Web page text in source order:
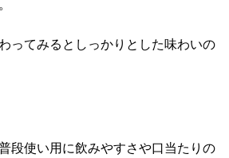
ってみるとしっかりとした味わいの
段使い用に飲みやすさや口当たりの